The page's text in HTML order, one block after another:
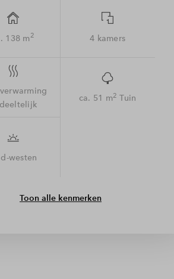
138 m2 4 kamers
ca. 51 m2 Tuin
westen
Toon alle kenmerken